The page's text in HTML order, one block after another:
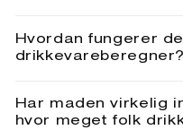
Hvordan fungerer
drikkevareberegner?
Har maden virkelig
hvor meget folk